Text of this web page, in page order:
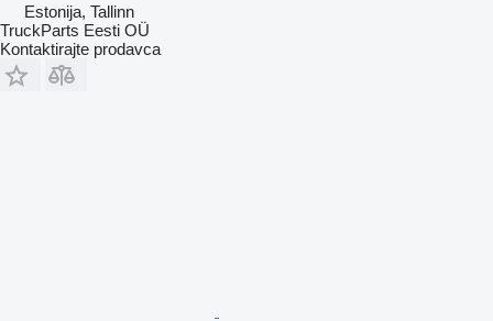
Estonija, Tallinn
TruckParts Eesti OÜ
Kontaktirajte prodavca